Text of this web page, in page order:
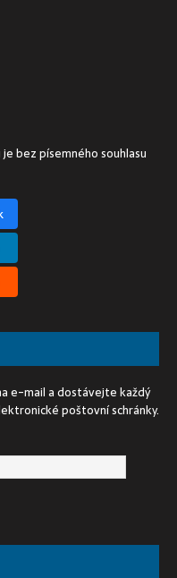
bez písemného souhlasu
e-mail a dostávejte každý
poštovní schránky.